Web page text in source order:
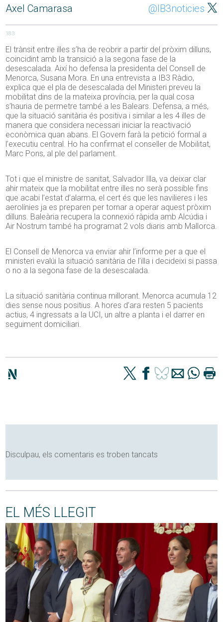
Axel Camarasa @IB3noticies
183
El trànsit entre illes s’ha de reobrir a partir del pròxim dilluns,
coincidint amb la transició a la segona fase de la
desescalada. Així ho defensa la presidenta del Consell de
Menorca, Susana Mora. En una entrevista a IB3 Ràdio,
explica que el pla de desescalada del Ministeri preveu la
mobilitat dins de la mateixa província, per la qual cosa
s’hauria de permetre també a les Balears. Defensa, a més,
que la situació sanitària és positiva i similar a les 4 illes de
manera que considera necessari iniciar la reactivació
econòmica quan abans. El Govern farà la petició formal a
l’executiu central. Ho ha confirmat el conseller de Mobilitat,
Marc Pons, al ple del parlament.
Tot i que el ministre de sanitat, Salvador Illa, va deixar clar
ahir mateix que la mobilitat entre illes no serà possible fins
que acabi l’estat d’alarma, el cert és que les navilieres i les
aerolínies ja es preparen per tornar a operar aquest pròxim
dilluns. Baleària recupera la connexió ràpida amb Alcúdia i
Air Nostrum també ha programat 2 vols diaris amb Mallorca.
El Consell de Menorca va enviar ahir l’informe per a que el
ministeri evalúi la situació sanitària de l’illa i decideixi si passa
o no a la segona fase de la desescalada.
La situació sanitària continua millorant. Menorca acumula 12
dies sense nous positius. A hores d’ara resten 5 pacients
actius, 4 ingressats a la UCI, un altre a planta i el darrer en
seguiment domiciliari.
Disculpau, els comentaris es troben tancats
EL MÉS LLEGIT